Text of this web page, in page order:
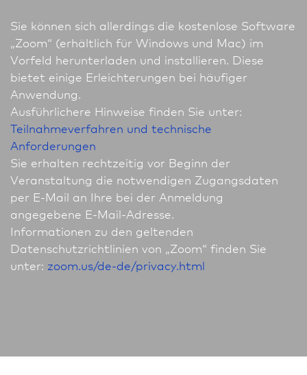
Sie können sich allerdings die kostenlose Software
„Zoom“ (erhältlich für Windows und Mac) im
Vorfeld herunterladen und installieren. Diese
bietet einige Erleichterungen bei häufiger
Anwendung.
Ausführlichere Hinweise finden Sie unter:
Teilnahmeverfahren und technische
Anforderungen
Sie erhalten rechtzeitig vor Beginn der
Veranstaltung die notwendigen Zugangsdaten
per E-Mail an Ihre bei der Anmeldung
angegebene E-Mail-Adresse.
In­for­ma­tio­nen zu den geltenden
Datenschutzrichtlinien von „Zoom“ finden Sie
unter: zoom.us/de-de/privacy.html